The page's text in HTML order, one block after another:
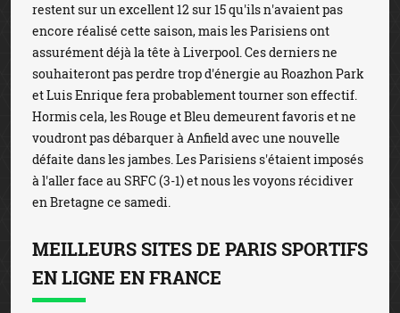
restent sur un excellent 12 sur 15 qu'ils n'avaient pas
encore réalisé cette saison, mais les Parisiens ont
assurément déjà la tête à Liverpool. Ces derniers ne
souhaiteront pas perdre trop d'énergie au Roazhon Park
et Luis Enrique fera probablement tourner son effectif.
Hormis cela, les Rouge et Bleu demeurent favoris et ne
voudront pas débarquer à Anfield avec une nouvelle
défaite dans les jambes. Les Parisiens s'étaient imposés
à l'aller face au SRFC (3-1) et nous les voyons récidiver
en Bretagne ce samedi.
MEILLEURS SITES DE PARIS SPORTIFS
EN LIGNE EN FRANCE